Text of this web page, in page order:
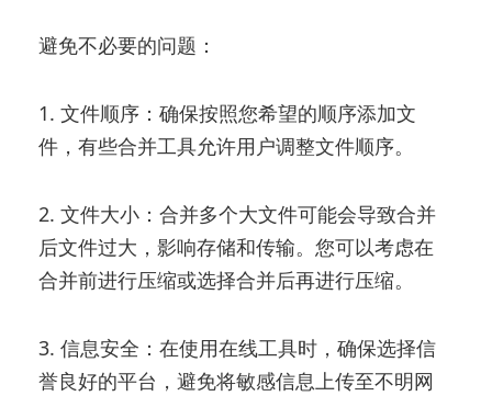
避免不必要的问题：
1. 文件顺序：确保按照您希望的顺序添加文
件，有些合并工具允许用户调整文件顺序。
2. 文件大小：合并多个大文件可能会导致合并
后文件过大，影响存储和传输。您可以考虑在
合并前进行压缩或选择合并后再进行压缩。
3. 信息安全：在使用在线工具时，确保选择信
誉良好的平台，避免将敏感信息上传至不明网